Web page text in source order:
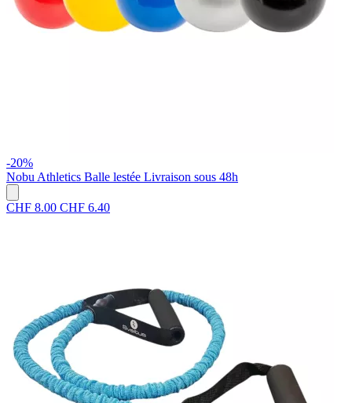
-20%
Nobu Athletics Balle lestée Livraison sous 48h
CHF 8.00 CHF 6.40